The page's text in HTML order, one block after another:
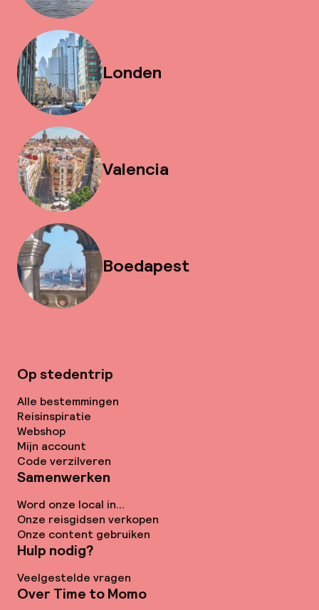
Londen
Valencia
Boedapest
Op stedentrip
Alle bestemmingen
Reisinspiratie
Webshop
Mijn account
Code verzilveren
Samenwerken
Word onze local in...
Onze reisgidsen verkopen
Onze content gebruiken
Hulp nodig?
Veelgestelde vragen
Over Time to Momo